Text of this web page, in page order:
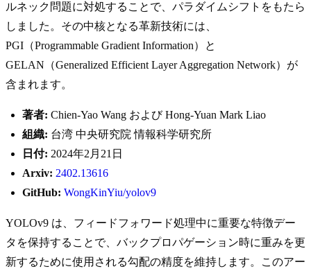
ルネック問題に対処することで、パラダイムシフトをもたら
しました。その中核となる革新技術には、
PGI（Programmable Gradient Information）と
GELAN（Generalized Efficient Layer Aggregation Network）が
含まれます。
著者: Chien-Yao Wang および Hong-Yuan Mark Liao
組織: 台湾 中央研究院 情報科学研究所
日付: 2024年2月21日
Arxiv: 2402.13616
GitHub: WongKinYiu/yolov9
YOLOv9 は、フィードフォワード処理中に重要な特徴デー
タを保持することで、バックプロパゲーション時に重みを更
新するために使用される勾配の精度を維持します。このアー